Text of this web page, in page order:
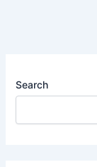
Search